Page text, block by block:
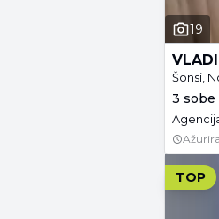
19
Šonsi,
3
TOP